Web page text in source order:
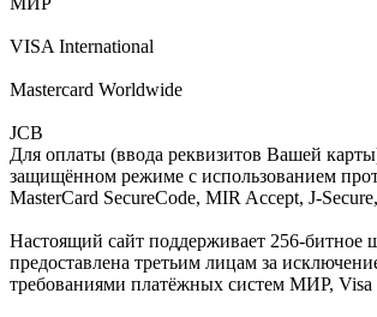
VISA International
Mastercard Worldwide
JCB
Для оплаты (ввода реквизитов Вашей
защищённом режиме с использованием
MasterCard SecureCode, MIR Accept, J-
Настоящий сайт поддерживает 256-
предоставлена третьим лицам за
требованиями платёжных систем МИР, Visa